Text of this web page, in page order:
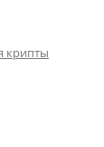
крипты